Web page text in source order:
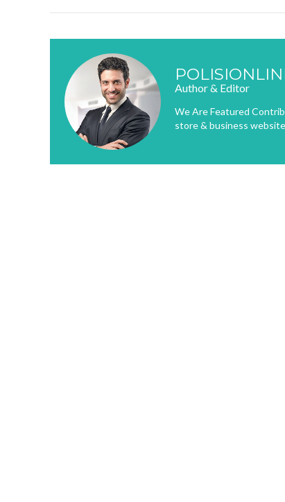
Author & Editor
We Are Featured
store & business